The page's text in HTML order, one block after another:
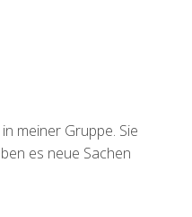
meiner Gruppe. Sie
es neue Sachen